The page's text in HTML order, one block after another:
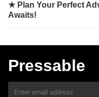
★ Plan Your Perfect
Awaits!
Pressable